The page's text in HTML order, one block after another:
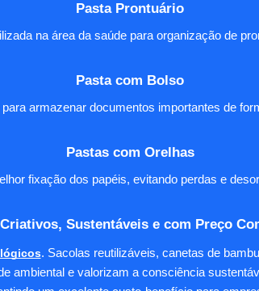
Pasta Prontuário
na área da saúde para organização de
Pasta com Bolso
para armazenar documentos importantes de
Pastas com Orelhas
fixação dos papéis, evitando perdas e
Sustentáveis e com Preço
. Sacolas reutilizáveis, canetas de
ambiental e valorizam a consciência